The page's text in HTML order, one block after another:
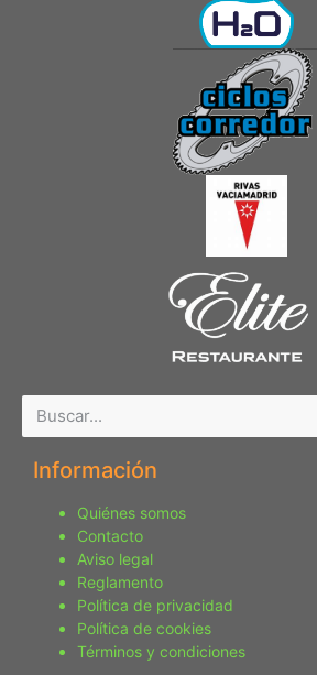
Información
Quiénes somos
Contacto
Aviso legal
Reglamento
Política de privacidad
Política de cookies
Términos y condiciones